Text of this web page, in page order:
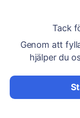
Tack
Genom att
hjälper du